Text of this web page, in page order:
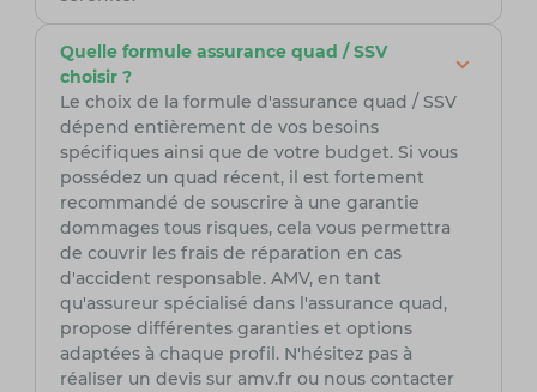
Quelle formule assurance quad / SSV
choisir ?
Le choix de la formule d'assurance quad / SSV
dépend entièrement de vos besoins
spécifiques ainsi que de votre budget. Si vous
possédez un quad récent, il est fortement
recommandé de souscrire à une garantie
dommages tous risques, cela vous permettra
de couvrir les frais de réparation en cas
d'accident responsable. AMV, en tant
qu'assureur spécialisé dans l'assurance quad,
propose différentes garanties et options
adaptées à chaque profil. N'hésitez pas à
réaliser un devis sur amv.fr ou nous contacter